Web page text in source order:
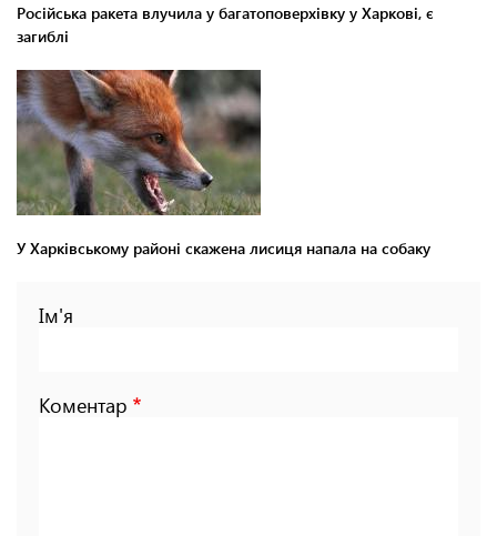
Російська ракета влучила у багатоповерхівку у Харкові, є
загиблі
У Харківському районі скажена лисиця напала на собаку
Ім'я
Коментар